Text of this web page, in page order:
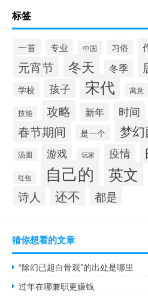
标签
一首 专业 中国 习俗
元宵节 冬天 冬季
学校
孩子 宋代 寓意
技能 攻略 新年 时间
春节期间 是一个 梦
汤圆 游戏 玩家 疫情
红包 自己的 英文
诗人 还不 都是
猜你想看的文章
“除幻已超白骨观”的出处是哪里
过年在哪兼职更赚钱